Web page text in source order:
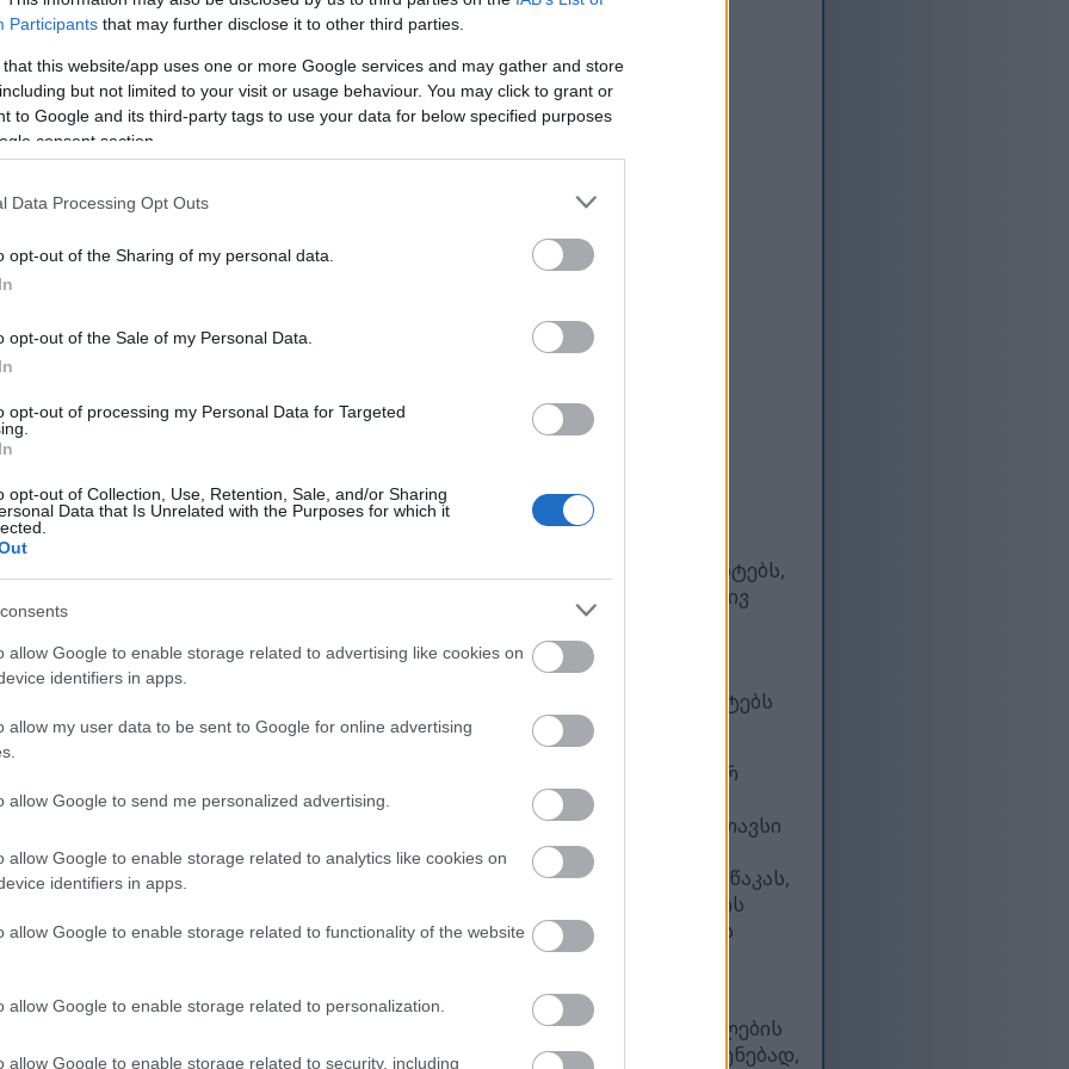
Participants that may further disclose it to other third parties.
that this website/app uses one or more Google services and may gather and store
but not limited to your visit or usage behaviour. You may click to grant or
to Google and its third-party tags to use your data for below specified purposes
consent section.
Data Processing Opt Outs
opt-out of the Sharing of my personal data.
opt-out of the Sale of my Personal Data.
opt-out of processing my Personal Data for Targeted
opt-out of Collection, Use, Retention, Sale, and/or Sharing
Data that Is Unrelated with the Purposes for which it
allow Google to enable storage related to advertising like cookies on
identifiers in apps.
allow my user data to be sent to Google for online advertising
allow Google to send me personalized advertising.
allow Google to enable storage related to analytics like cookies on
identifiers in apps.
allow Google to enable storage related to functionality of the website
allow Google to enable storage related to personalization.
allow Google to enable storage related to security, including
x 4,096)
ატვირთვა... ;-)
საკვების ფოტო წარმოგვიდგენს კრეატიული სალათის
რომლებიც წარმოდგენილია გლუვ, ცივი ფერის მაგიდაზე დადებულ
დაფაზე. კომპოზიცია ხაზს უსვამს ახალ, ფერად და ჯანსაღ ინგრედიენტებს,
ხრაშუნა მწვანე სალათის ფოთლებში, რომლებიც ბუნებრივ
კაშკაშაა განათებული რბილი ბუნებრივი განათებით, რაც აძლიერებს
და ცოცხალ ტექსტურას, ამავდროულად ინარჩუნებს სუფთა და
ველის მცირე სიღრმე ქმნის ელეგანტურ, პროფესიონალურ
წინა ფურცლებს მკვეთრ ფოკუსში ინარჩუნებს და ფონის ელემენტებს
განლაგებული ხის დაფაზე, რაც ქმნის ვიზუალურად დინამიურ
იპყრობს მნახველის ყურადღებას წინა პლანიდან ფონამდე.
ჯანსაღი ინგრედიენტების ნათელი კომბინაციითაა შესაძლებელი. შიგთავსი
შეზავებულ ტოფუს ნამცეცებს ოდნავ ხრაშუნა გარეგნობით, წვრილად
კომბოსტოს, სტაფილოს თხელ ნაჭრებს, დაჭრილ წითელ ბულგარულ წიწაკას,
დაჭრილ მწვანე ხახვს და მიმოფანტულ სეზამის მარცვლებს. ფერების
კონტრასტს კაშკაშა მწვანე სალათის ფურცლებთან, ხაზს უსვამს
და დატენიანებულია, თვალსაჩინო ტექსტურითა და ნაზი ნაკეცებით,
შიგთავსს. ფოთლების კაშკაშა მწვანე ფერი ხელს უწყობს გამოსახულების
ვიზუალურ ტონს. შიგთავსები მხატვრულად არის დალაგებული ფენებად,